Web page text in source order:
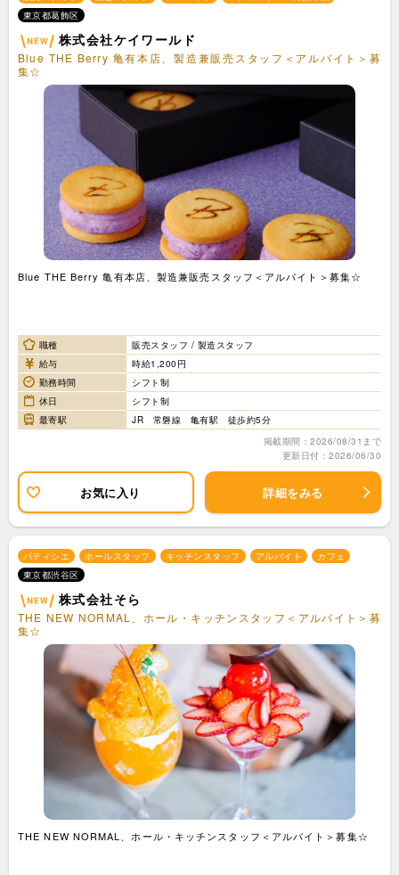
東京都葛飾区
株式会社ケイワールド
Blue THE Berry 亀有本店、製造兼販売スタッフ＜アルバイト＞募
集☆
Blue THE Berry 亀有本店、製造兼販売スタッフ＜アルバイト＞募集☆
職種
販売スタッフ / 製造スタッフ
給与
時給1,200円
勤務時間
シフト制
休日
シフト制
最寄駅
JR 常磐線 亀有駅 徒歩約5分
掲載期間：2026/08/31まで
更新日付：2026/06/30
お気に入り 詳細をみる
パティシエ ホールスタッフ キッチンスタッフ アルバイト
カフェ
東京都渋谷区
株式会社そら
THE NEW NORMAL、ホール・キッチンスタッフ＜アルバイト＞募
集☆
THE NEW NORMAL、ホール・キッチンスタッフ＜アルバイト＞募集☆